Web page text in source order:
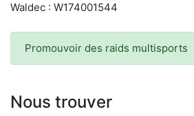
Waldec : W174001544
Promouvoir des raids multisports
Nous trouver